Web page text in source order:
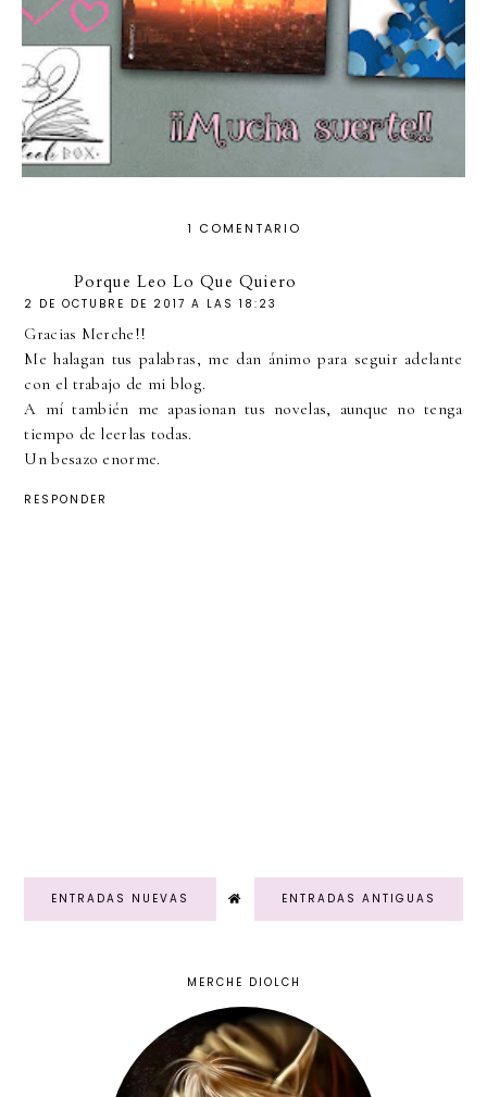
1 COMENTARIO
Porque Leo Lo Que Quiero
2 DE OCTUBRE DE 2017 A LAS 18:23
Gracias Merche!!
Me halagan tus palabras, me dan ánimo para seguir adelante
con el trabajo de mi blog.
A mí también me apasionan tus novelas, aunque no tenga
tiempo de leerlas todas.
Un besazo enorme.
RESPONDER
ENTRADAS NUEVAS ENTRADAS ANTIGUAS
MERCHE DIOLCH